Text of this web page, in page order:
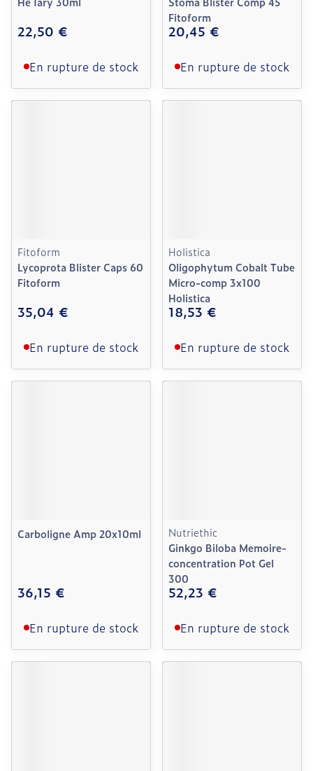
22,50 €
En rupture de stock
Fitoform
20,45 €
En rupture de stock
Fitoform
Lycoprota Blister Caps 60
Fitoform
35,04 €
En rupture de stock
Holistica
Oligophytum Cobalt Tube
Micro-comp 3x100
Holistica
18,53 €
En rupture de stock
Carboligne Amp 20x10ml
36,15 €
En rupture de stock
Nutriethic
Ginkgo Biloba Memoire-
concentration Pot Gel
300
52,23 €
En rupture de stock